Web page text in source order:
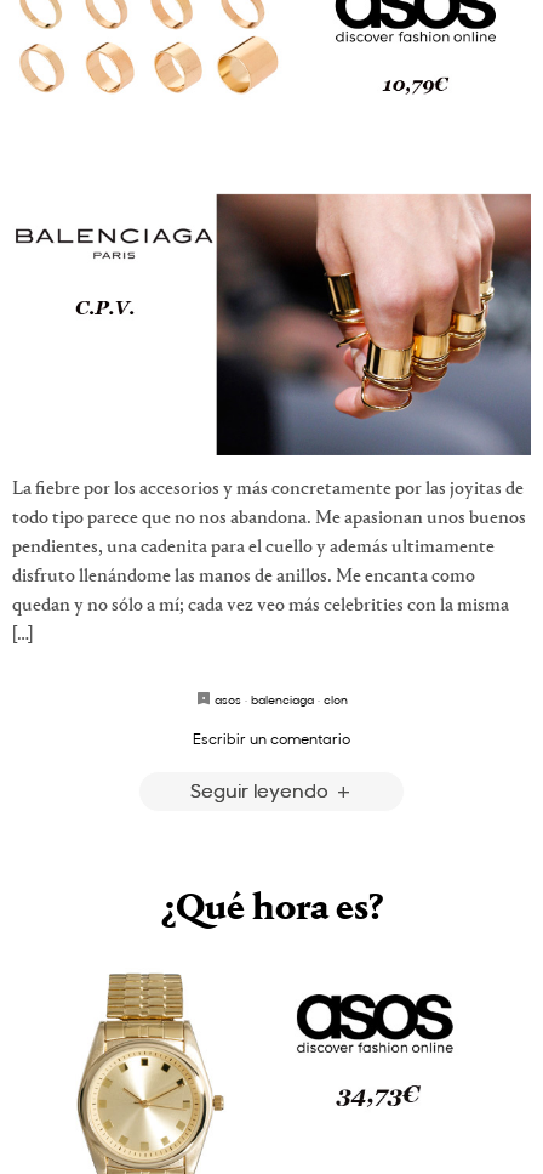
La fiebre por los accesorios y más concretamente por las joyitas de
todo tipo parece que no nos abandona. Me apasionan unos buenos
pendientes, una cadenita para el cuello y además ultimamente
disfruto llenándome las manos de anillos. Me encanta como
quedan y no sólo a mí; cada vez veo más celebrities con la misma
[…]
asos· balenciaga· clon
Escribir un comentario
Seguir leyendo
¿Qué hora es?